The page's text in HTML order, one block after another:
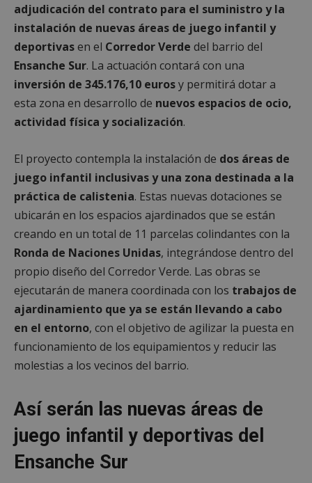
adjudicación del contrato para el suministro y la
instalación de nuevas áreas de juego infantil y
deportivasen el Corredor Verde del barrio del
Ensanche Sur. La actuación contará con una
inversión de 345.176,10 eurosy permitirá dotar a
esta zona en desarrollo de nuevos espacios de ocio,
actividad física y socialización.
El proyecto contempla la instalación de dos áreas de
juego infantil inclusivas y una zona destinada a la
práctica de calistenia. Estas nuevas dotaciones se
ubicarán en los espacios ajardinados que se están
creando en un total de 11 parcelas colindantes con la
Ronda de Naciones Unidas, integrándose dentro del
propio diseño del Corredor Verde. Las obras se
ejecutarán de manera coordinada con los trabajos de
ajardinamiento que ya se están llevando a cabo
en el entorno, con el objetivo de agilizar la puesta en
funcionamiento de los equipamientos y reducir las
molestias a los vecinos del barrio.
Así serán las nuevas áreas de
juego infantil y deportivas del
Ensanche Sur